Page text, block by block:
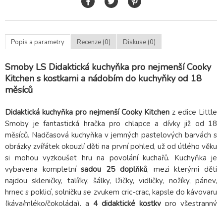
Popis a parametry Recenze (0) Diskuse (0)
Smoby LS Didaktická kuchyňka pro nejmenší Cooky
Kitchen s kostkami a nádobím do kuchyňky od 18
měsíců
Didaktická kuchyňka pro nejmenší Cooky Kitchen z edice Little
Smoby je fantastická hračka pro chlapce a dívky již od 18
měsíců. Nadčasová kuchyňka v jemných pastelových barvách s
obrázky zvířátek okouzlí děti na první pohled, už od útlého věku
si mohou vyzkoušet hru na povolání kuchařů. Kuchyňka je
vybavena kompletnísadou 25 doplňků, mezi kterými děti
najdou skleničky, talířky, šálky, lžičky, vidličky, nožíky, pánev,
hrnec s poklicí, solničku se zvukem cric-crac, kapsle do kávovaru
(káva/mléko/čokoláda), a 4 didaktické kostky pro všestranný